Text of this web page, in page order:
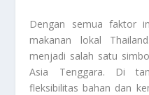
Dengan semua faktor
makanan lokal
menjadi salah satu
Asia Tenggara. Di
fleksibilitas bahan dan